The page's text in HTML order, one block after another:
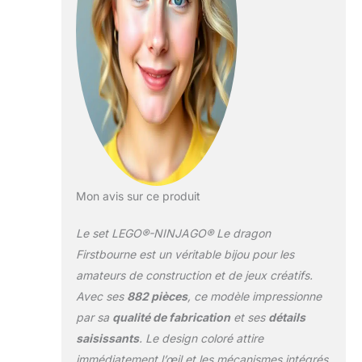
mesure plus de 19
cm de haut, 53 cm
de long et 48 cm de
large 882 pièces
pour les filles et les
garçons de 9 à 14
ans Issu de la série
LEGO NINJAGO
Mon avis sur ce produit
Le set LEGO®-NINJAGO® Le dragon
Firstbourne est un véritable bijou pour les
amateurs de construction et de jeux créatifs.
Avec ses 882 pièces, ce modèle impressionne
par sa qualité de fabricationet ses détails
saisissants. Le design coloré attire
immédiatement l’œil et les mécanismes intégrés